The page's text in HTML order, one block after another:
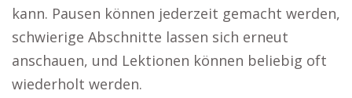
kann. Pausen können jederzeit gemacht werden,
schwierige Abschnitte lassen sich erneut
anschauen, und Lektionen können beliebig oft
wiederholt werden.